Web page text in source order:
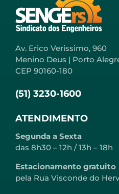
Av. Erico Verissimo, 960
Menino Deus | Porto
CEP 90160-180
(51) 3230-1600
ATENDIMENTO
Segunda a Sexta
das 8h30 – 12h / 13h – 18h
Estacionamento gratuito
pela Rua Visconde do